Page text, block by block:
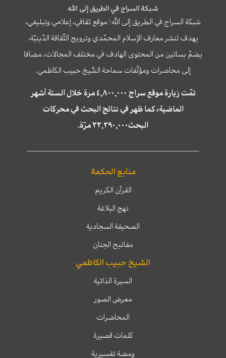
شبكة السراج في الطريق إلى الله
شبكة السراج في الطريق إلى الله؛ موقع ثقافي، إعلامي وتبليغي،
يهدف لنشر معارف الإسلام المحمّدي وترويج الثّقافة الدّينيّة،
يضمّ بساتين من المحتوى الهادف في مختلف المجالات، مضافا
إلى محاضرات ومؤلّفات سماحة الشّيخ حبيب الكاظمي.
تمّت زيارة موقع سراج ٤,٨٠٠,٠٠٠ مرة خلال الستة أشهر
الماضية، كما ظهر في نتائج البحث في محركات
البحث٢٢,٢٩٠,٠٠٠ مرّة.
منابع الحكمة
القرآن الكريم
نهج البلاغة
الصحيفة السجادية
مفاتيح الجنان
الشيخ حبيب الكاظمي
السيرة الذاتية
معرض الصور
المحاضرات
كلمات قصيرة
ومضة تفسيرية